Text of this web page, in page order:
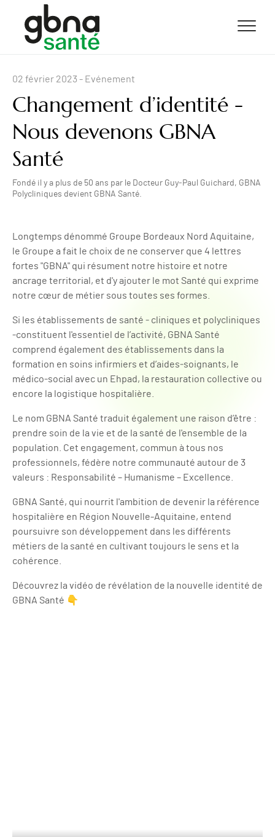
ALLER AU CONTENU
ALLER AU MENU
ALLER À LA RECHERCHE
02 février 2023 - Evénement
Changement d’identité -
Nous devenons GBNA
Santé
Fondé il y a plus de 50 ans par le Docteur Guy‐Paul Guichard, GBNA
Polycliniques devient GBNA Santé.
Longtemps dénommé Groupe Bordeaux Nord Aquitaine,
le Groupe a fait le choix de ne conserver que 4 lettres
fortes "GBNA" qui résument notre histoire et notre
ancrage territorial, et d'y ajouter le mot Santé qui exprime
notre cœur de métier sous toutes ses formes.
Si les établissements de santé ‐ cliniques et polycliniques
‐constituent l'essentiel de l’activité, GBNA Santé
comprend également des établissements dans la
formation en soins infirmiers et d’aides‐soignants, le
médico‐social avec un Ehpad, la restauration collective ou
encore la logistique hospitalière.
Le nom GBNA Santé traduit également une raison d’être :
prendre soin de la vie et de la santé de l'ensemble de la
population. Cet engagement, commun à tous nos
professionnels, fédère notre communauté autour de 3
valeurs : Responsabilité – Humanisme – Excellence.
GBNA Santé, qui nourrit l'ambition de devenir la référence
hospitalière en Région Nouvelle-Aquitaine, entend
poursuivre son développement dans les différents
métiers de la santé en cultivant toujours le sens et la
cohérence.
Découvrez la vidéo de révélation de la nouvelle identité de
GBNA Santé 👇